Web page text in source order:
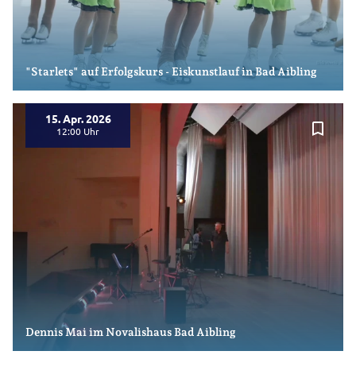
"Starlets" auf Erfolgskurs - Eiskunstlauf in Bad Aibling
bookmark_border
15. Apr. 2026
12:00
Dennis Mai im Novalishaus Bad Aibling